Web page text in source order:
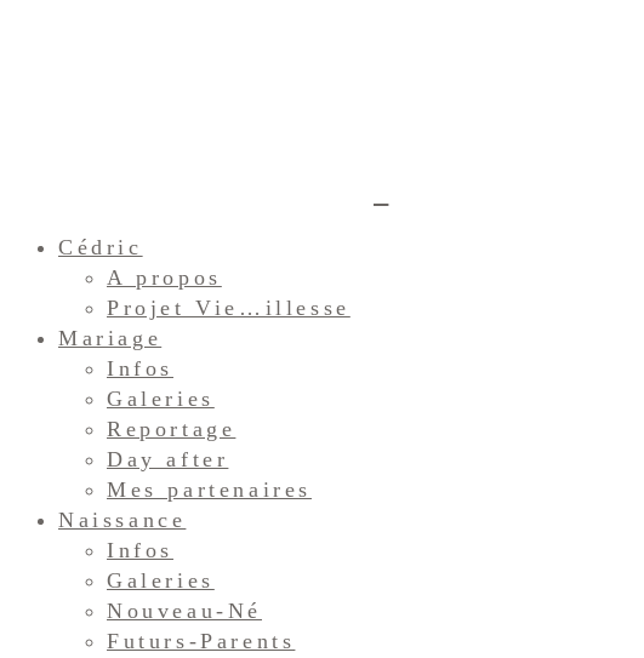
Cédric
A propos
Projet Vie…illesse
Mariage
Infos
Galeries
Reportage
Day after
Mes partenaires
Naissance
Infos
Galeries
Nouveau-Né
Futurs-Parents